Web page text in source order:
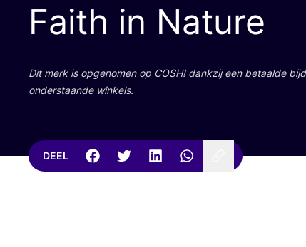
Faith in Nature
Dit merk is opge­no­men op COSH! dank­zij een betaal­de
onder­staan­de winkels.
DEEL